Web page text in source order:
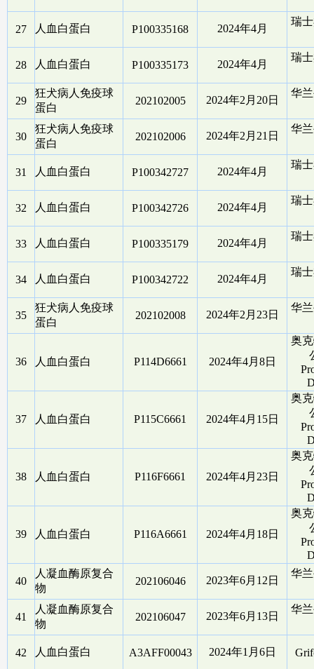
27 人血白蛋白 P100335168 2024年4月
瑞
28 人血白蛋白 P100335173 2024年4月
瑞
29
狂犬病人免疫球
蛋白
202102005 2024年2月20日
华
30
狂犬病人免疫球
蛋白
202102006 2024年2月21日
华
31 人血白蛋白 P100342727 2024年4月
瑞
32 人血白蛋白 P100342726 2024年4月
瑞
33 人血白蛋白 P100335179 2024年4月
瑞
34 人血白蛋白 P100342722 2024年4月
瑞
35
狂犬病人免疫球
蛋白
202102008 2024年2月23日
华
36 人血白蛋白 P114D6661 2024年4月8日
奥
37 人血白蛋白 P115C6661 2024年4月15日
奥
38 人血白蛋白 P116F6661 2024年4月23日
奥
39 人血白蛋白 P116A6661 2024年4月18日
奥
40
人凝血酶原复合
物
202106046 2023年6月12日
华
41
人凝血酶原复合
物
202106047 2023年6月13日
华
42 人血白蛋白 A3AFF00043 2024年1月6日